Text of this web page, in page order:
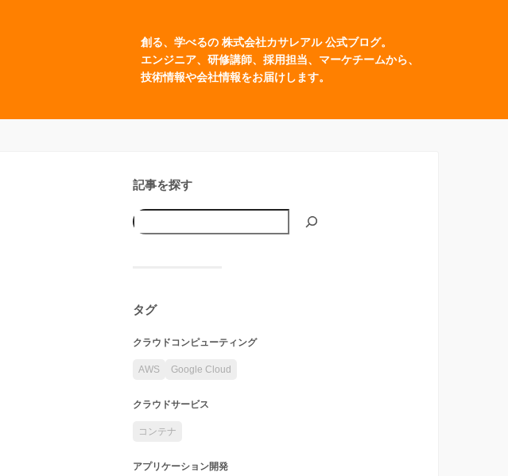
創る、学べるの 株式会社カサレアル 公式ブログ。
エンジニア、研修講師、採用担当、マーケチームから、
技術情報や会社情報をお届けします。
記事を探す
タグ
クラウドコンピューティング
AWS Google Cloud
クラウドサービス
コンテナ
アプリケーション開発